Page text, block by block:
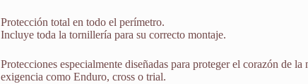
Protección total en todo el perímetro.
Incluye toda la tornillería para su correcto montaje.
Protecciones especialmente diseñadas para proteger el corazón de
exigencia como Enduro, cross o trial.